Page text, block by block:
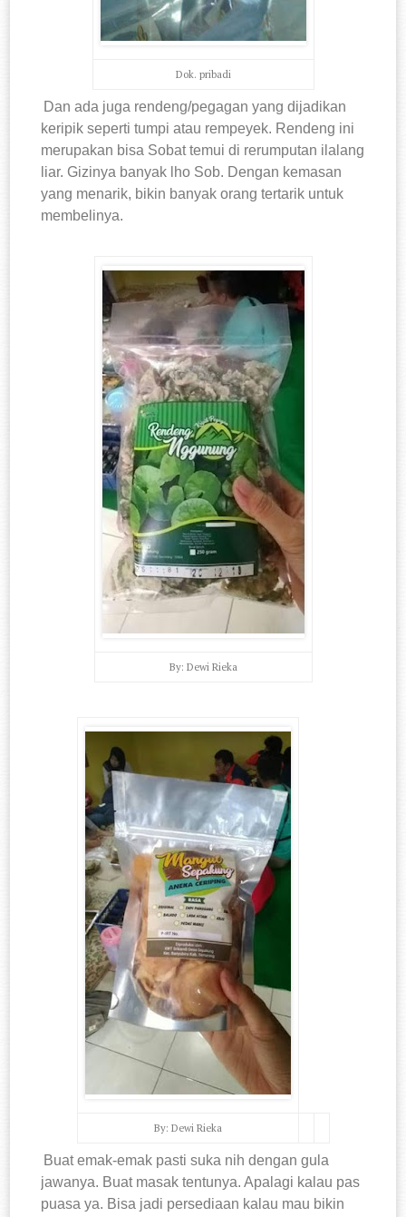
Dok. pribadi
Dan ada juga rendeng/pegagan yang dijadikan
keripik seperti tumpi atau rempeyek. Rendeng ini
merupakan bisa Sobat temui di rerumputan ilalang
liar. Gizinya banyak lho Sob. Dengan kemasan
yang menarik, bikin banyak orang tertarik untuk
membelinya.
By: Dewi Rieka
By: Dewi Rieka
Buat emak-emak pasti suka nih dengan gula
jawanya. Buat masak tentunya. Apalagi kalau pas
puasa ya. Bisa jadi persediaan kalau mau bikin